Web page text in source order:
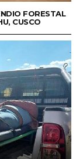
FORESTAL
CUSCO